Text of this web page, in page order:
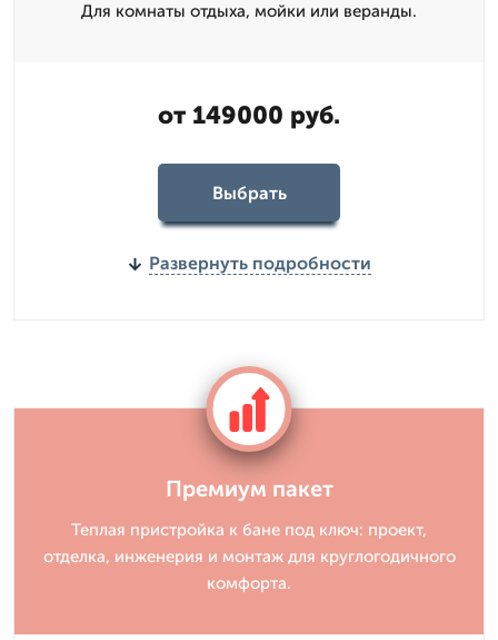
Для комнаты отдыха, мойки или веранды.
от 149000 руб.
Выбрать
Развернуть подробности
Премиум пакет
Теплая пристройка к бане под ключ: проект,
отделка, инженерия и монтаж для круглогодичного
комфорта.